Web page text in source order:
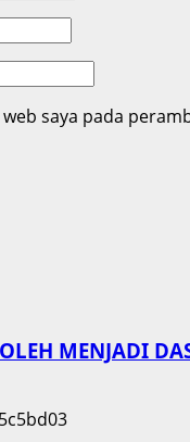
saya pada
MENJADI